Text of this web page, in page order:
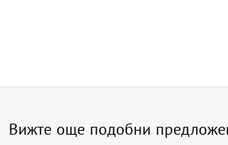
Вижте още подобни